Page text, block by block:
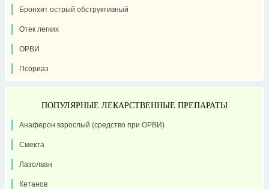
Бронхит острый обструктивный
Отек легких
ОРВИ
Псориаз
ПОПУЛЯРНЫЕ ЛЕКАРСТВЕННЫЕ ПРЕПАРАТЫ
Анаферон взрослый (средство при ОРВИ)
Смекта
Лазолван
Кетанов